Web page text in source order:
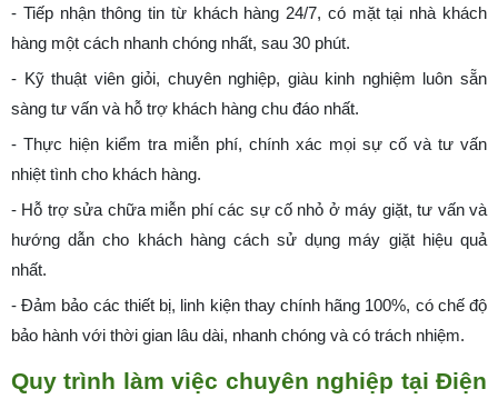
- Tiếp nhận thông tin từ khách hàng 24/7, có mặt tại nhà khách
hàng một cách nhanh chóng nhất, sau 30 phút.
- Kỹ thuật viên giỏi, chuyên nghiệp, giàu kinh nghiệm luôn sẵn
sàng tư vấn và hỗ trợ khách hàng chu đáo nhất.
- Thực hiện kiểm tra miễn phí, chính xác mọi sự cố và tư vấn
nhiệt tình cho khách hàng.
- Hỗ trợ sửa chữa miễn phí các sự cố nhỏ ở máy giặt, tư vấn và
hướng dẫn cho khách hàng cách sử dụng máy giặt hiệu quả
nhất.
-Đảm bảo các thiết bị, linh kiện thay chính hãng 100%, có chế độ
bảo hành với thời gian lâu dài, nhanh chóng và có trách nhiệm.
Quy trình làm việc chuyên nghiệp tại Điện